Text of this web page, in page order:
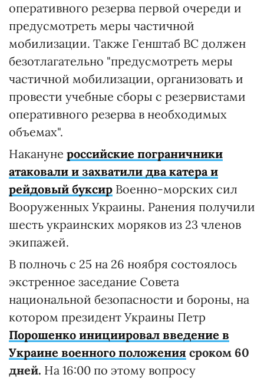
оперативного резерва первой очереди и
предусмотреть меры частичной
мобилизации. Также Генштаб ВС должен
безотлагательно "предусмотреть меры
частичной мобилизации, организовать и
провести учебные сборы с резервистами
оперативного резерва в необходимых
объемах".
Накануне российские пограничники
атаковали и захватили два катера и
рейдовый буксир Военно-морских сил
Вооруженных Украины. Ранения получили
шесть украинских моряков из 23 членов
экипажей.
В полночь с 25 на 26 ноября состоялось
экстренное заседание Совета
национальной безопасности и бороны, на
котором президент Украины Петр
Порошенко инициировал введение в
Украине военного положения сроком 60
дней. На 16:00 по этому вопросу